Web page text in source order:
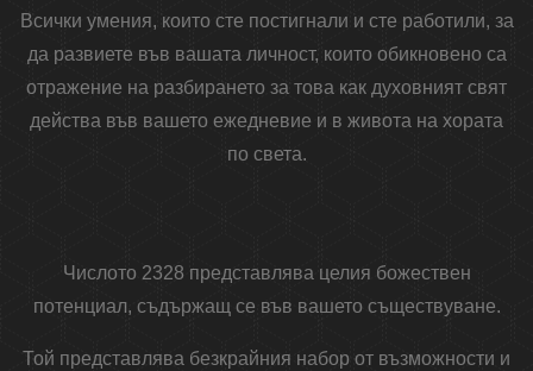
Всички умения, които сте постигнали и сте работили, за
да развиете във вашата личност, които обикновено са
отражение на разбирането за това как духовният свят
действа във вашето ежедневие и в живота на хората
по света.
Числото 2328 представлява целия божествен
потенциал, съдържащ се във вашето съществуване.
Той представлява безкрайния набор от възможности и